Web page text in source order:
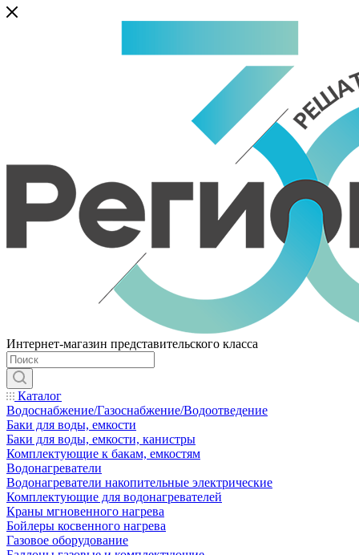
Интернет-магазин представительского класса
Каталог
Водоснабжение/Газоснабжение/Водоотведение
Баки для воды, емкости
Баки для воды, емкости, канистры
Комплектующие к бакам, емкостям
Водонагреватели
Водонагреватели накопительные электрические
Комплектующие для водонагревателей
Краны мгновенного нагрева
Бойлеры косвенного нагрева
Газовое оборудование